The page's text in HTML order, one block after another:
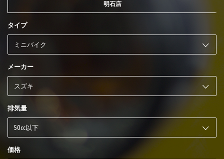
明石店
タイプ
メーカー
排気量
価格